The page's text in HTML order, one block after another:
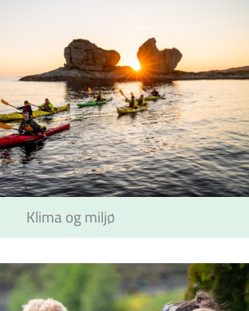
Klima og miljø